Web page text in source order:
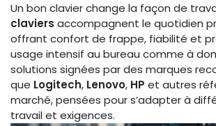
Un bon clavier change la façon de
claviers accompagnent le quotidien
offrant confort de frappe, fiabilité et
usage intensif au bureau comme à
solutions signées par des marques
que Logitech, Lenovo, HP et autres
marché, pensées pour s’adapter à
travail et exigences.